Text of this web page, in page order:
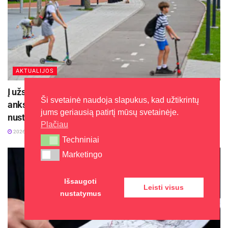
AKTUALIJOS
Į užsienį išvykstantiems tėvams rekomenduojama iš
anksto pasirūpinti vaiko laikinosios priežiūros
nustatymu
2026-07-03
Ši svetainė naudoja slapukus, kad užtikrintų
jums geriausią patirtį mūsų svetainėje.
Plačiau
Techniniai
Techniniai
Marketingo
Marketingo
Išsaugoti
nustatymus
Leisti visus